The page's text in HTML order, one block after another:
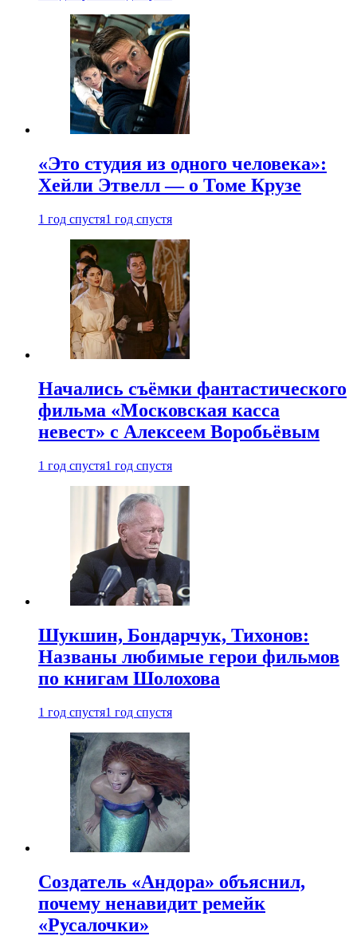
«Это студия из одного человека»:
Хейли Этвелл — о Томе Крузе
1 год спустя1 год спустя
Начались съёмки фантастического
фильма «Московская касса
невест» с Алексеем Воробьёвым
1 год спустя1 год спустя
Шукшин, Бондарчук, Тихонов:
Названы любимые герои фильмов
по книгам Шолохова
1 год спустя1 год спустя
Создатель «Андора» объяснил,
почему ненавидит ремейк
«Русалочки»